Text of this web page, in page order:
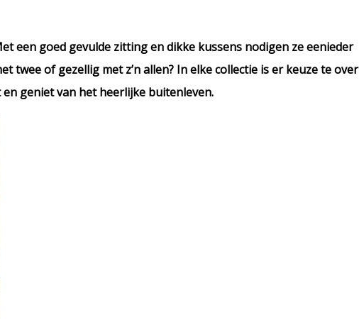
een goed gevulde zitting en dikke kussens nodigen ze eenieder
twee of gezellig met z’n allen? In elke collectie is er keuze te over
geniet van het heerlijke buitenleven.